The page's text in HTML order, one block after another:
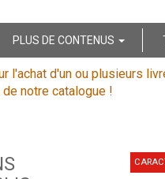
PLUS DE CONTENUS
l'achat d'un ou plusieurs
notre catalogue !